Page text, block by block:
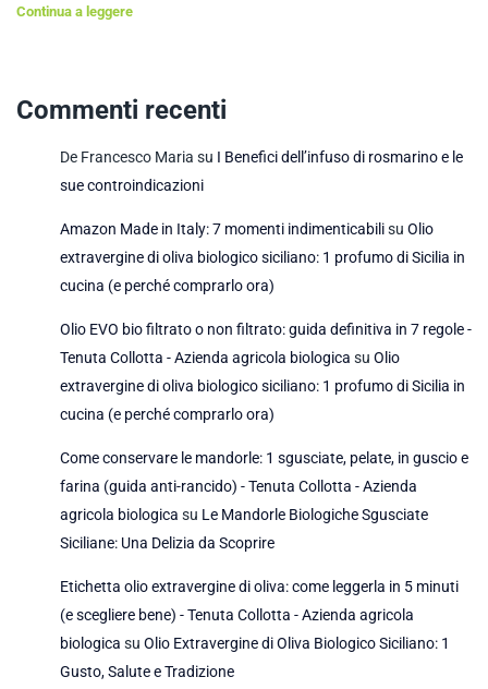
Continua a leggere
Commenti recenti
De Francesco Maria su I Benefici dell’infuso di rosmarino e le
sue controindicazioni
Amazon Made in Italy: 7 momenti indimenticabilisu Olio
extravergine di oliva biologico siciliano: 1 profumo di Sicilia in
cucina (e perché comprarlo ora)
Olio EVO bio filtrato o non filtrato: guida definitiva in 7 regole -
Tenuta Collotta - Azienda agricola biologica su Olio
extravergine di oliva biologico siciliano: 1 profumo di Sicilia in
cucina (e perché comprarlo ora)
Come conservare le mandorle: 1 sgusciate, pelate, in guscio e
farina (guida anti-rancido) - Tenuta Collotta - Azienda
agricola biologica su Le Mandorle Biologiche Sgusciate
Siciliane: Una Delizia da Scoprire
Etichetta olio extravergine di oliva: come leggerla in 5 minuti
(e scegliere bene) - Tenuta Collotta - Azienda agricola
biologica su Olio Extravergine di Oliva Biologico Siciliano: 1
Gusto, Salute e Tradizione